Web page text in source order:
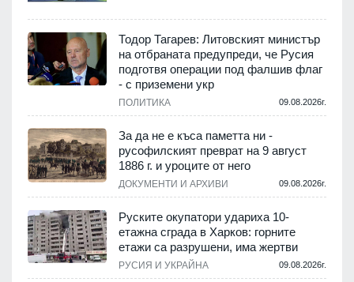
Тодор Тагарев: Литовският министър
на отбраната предупреди, че Русия
подготвя операции под фалшив флаг
- с приземени укр
ПОЛИТИКА 09.08.2026г.
За да не е къса паметта ни -
русофилският преврат на 9 август
1886 г. и уроците от него
ДОКУМЕНТИ И АРХИВИ 09.08.2026г.
Руските окупатори удариха 10-
етажна сграда в Харков: горните
етажи са разрушени, има жертви
РУСИЯ И УКРАЙНА 09.08.2026г.